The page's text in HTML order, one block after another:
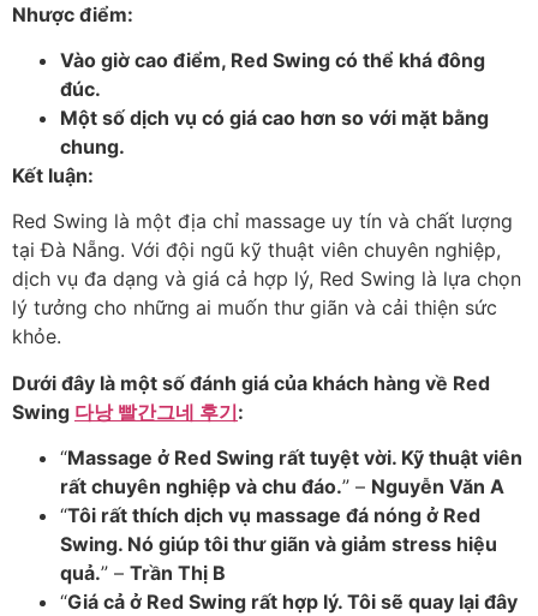
Nhược điểm:
Vào giờ cao điểm, Red Swing có thể khá đông
đúc.
Một số dịch vụ có giá cao hơn so với mặt bằng
chung.
Kết luận:
Red Swing là một địa chỉ massage uy tín và chất lượng
tại Đà Nẵng. Với đội ngũ kỹ thuật viên chuyên nghiệp,
dịch vụ đa dạng và giá cả hợp lý, Red Swing là lựa chọn
lý tưởng cho những ai muốn thư giãn và cải thiện sức
khỏe.
Dưới đây là một số đánh giá của khách hàng về Red
Swing 다낭 빨간그네 후기:
“Massage ở Red Swing rất tuyệt vời. Kỹ thuật viên
rất chuyên nghiệp và chu đáo.” – Nguyễn Văn A
“Tôi rất thích dịch vụ massage đá nóng ở Red
Swing. Nó giúp tôi thư giãn và giảm stress hiệu
quả.” – Trần Thị B
“Giá cả ở Red Swing rất hợp lý. Tôi sẽ quay lại đây